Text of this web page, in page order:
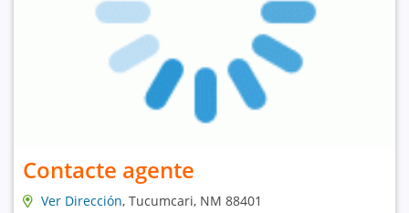
Contacte agente
Ver Dirección, Tucumcari, NM 88401